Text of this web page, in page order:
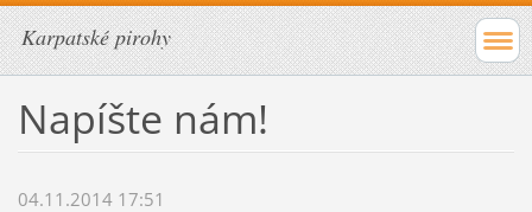
Karpatské pirohy
Napíšte nám!
04.11.2014 17:51